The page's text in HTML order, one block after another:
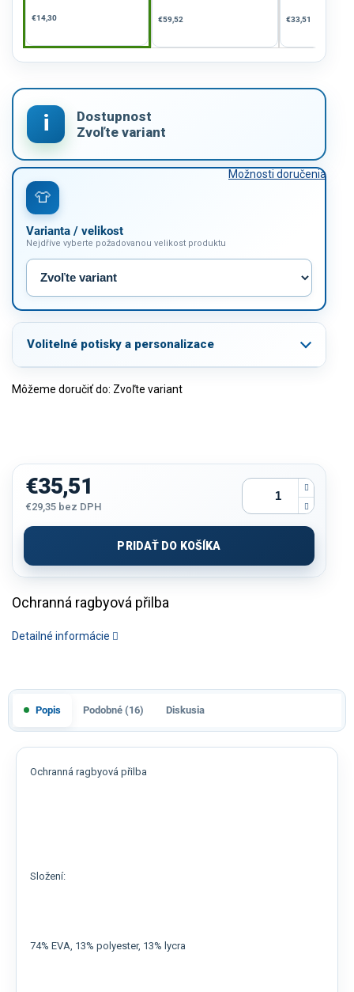
€14,30 €59,52 €33,51
Varianta / velikost
Nejdříve vyberte požadovanou velikost produktu
Volitelné potisky a personalizace
Môžeme doručiť do: Zvoľte variant
Možnosti doručenia
Ochranná ragbyová přilba
Detailné informácie
€35,51
€29,35 bez DPH
cena:
PRIDAŤ DO KOŠÍKA
Popis Podobné (16) Diskusia
Ochranná ragbyová přilba
Složení:
74% EVA, 13% polyester, 13% lycra